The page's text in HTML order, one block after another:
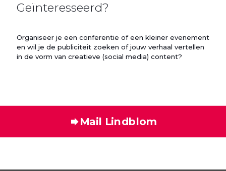
Geïnteresseerd?
Organiseer je een conferentie of een kleiner evenement
en wil je de publiciteit zoeken of jouw verhaal vertellen
in de vorm van creatieve (social media) content?
Mail Lindblom